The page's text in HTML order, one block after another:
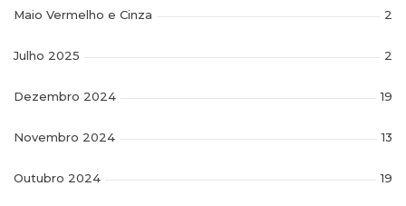
Maio Vermelho e Cinza 2
Julho 2025 2
Dezembro 2024 19
Novembro 2024 13
Outubro 2024 19